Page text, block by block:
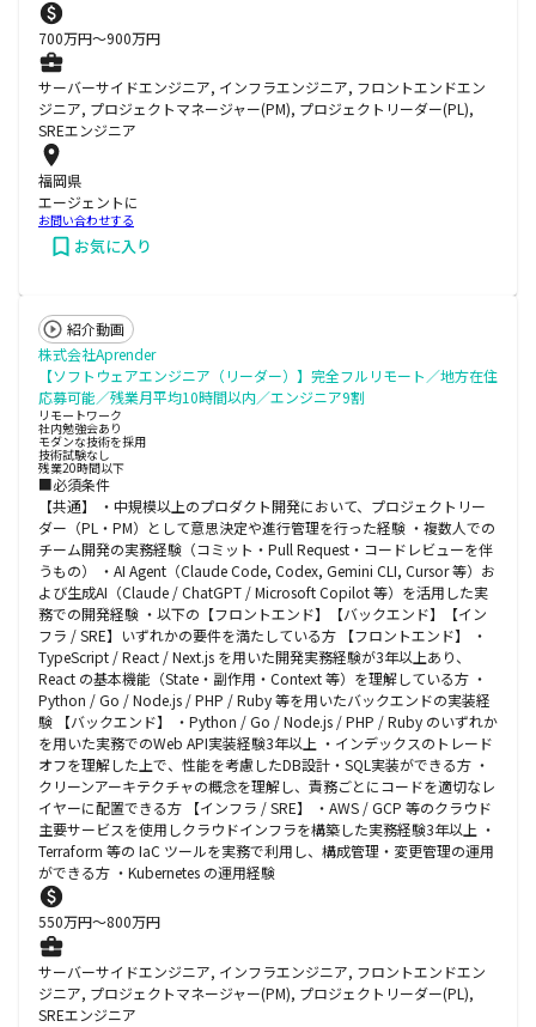
700万円〜900万円
サーバーサイドエンジニア, インフラエンジニア, フロントエンドエン
ジニア, プロジェクトマネージャー(PM), プロジェクトリーダー(PL),
SREエンジニア
福岡県
エージェントに
お問い合わせする
お気に入り
紹介動画
株式会社Aprender
【ソフトウェアエンジニア（リーダー）】完全フルリモート／地方在住
応募可能／残業月平均10時間以内／エンジニア9割
リモートワーク
社内勉強会あり
モダンな技術を採用
技術試験なし
残業20時間以下
■必須条件
【共通】 ・中規模以上のプロダクト開発において、プロジェクトリー
ダー（PL・PM）として意思決定や進行管理を行った経験 ・複数人での
チーム開発の実務経験（コミット・Pull Request・コードレビューを伴
うもの） ・AI Agent（Claude Code, Codex, Gemini CLI, Cursor 等）お
よび生成AI（Claude / ChatGPT / Microsoft Copilot 等）を活用した実
務での開発経験 ・以下の【フロントエンド】【バックエンド】【イン
フラ / SRE】いずれかの要件を満たしている方 【フロントエンド】 ・
TypeScript / React / Next.js を用いた開発実務経験が3年以上あり、
React の基本機能（State・副作用・Context 等）を理解している方 ・
Python / Go / Node.js / PHP / Ruby 等を用いたバックエンドの実装経
験 【バックエンド】 ・Python / Go / Node.js / PHP / Ruby のいずれか
を用いた実務でのWeb API実装経験3年以上 ・インデックスのトレード
オフを理解した上で、性能を考慮したDB設計・SQL実装ができる方 ・
クリーンアーキテクチャの概念を理解し、責務ごとにコードを適切なレ
イヤーに配置できる方 【インフラ / SRE】 ・AWS / GCP 等のクラウド
主要サービスを使用しクラウドインフラを構築した実務経験3年以上 ・
Terraform 等の IaC ツールを実務で利用し、構成管理・変更管理の運用
ができる方 ・Kubernetes の運用経験
550万円〜800万円
サーバーサイドエンジニア, インフラエンジニア, フロントエンドエン
ジニア, プロジェクトマネージャー(PM), プロジェクトリーダー(PL),
SREエンジニア